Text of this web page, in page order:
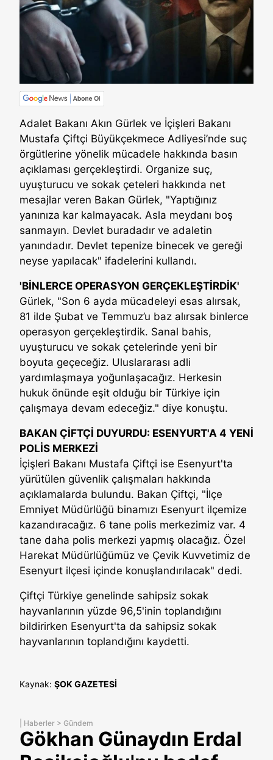
Adalet Bakanı Akın Gürlek ve İçişleri Bakanı
Mustafa Çiftçi Büyükçekmece Adliyesi’nde suç
örgütlerine yönelik mücadele hakkında basın
açıklaması gerçekleştirdi. Organize suç,
uyuşturucu ve sokak çeteleri hakkında net
mesajlar veren Bakan Gürlek, "Yaptığınız
yanınıza kar kalmayacak. Asla meydanı boş
sanmayın. Devlet buradadır ve adaletin
yanındadır. Devlet tepenize binecek ve gereği
neyse yapılacak" ifadelerini kullandı.
'BİNLERCE OPERASYON GERÇEKLEŞTİRDİK'
Gürlek, "Son 6 ayda mücadeleyi esas alırsak,
81 ilde Şubat ve Temmuz’u baz alırsak binlerce
operasyon gerçekleştirdik. Sanal bahis,
uyuşturucu ve sokak çetelerinde yeni bir
boyuta geçeceğiz. Uluslararası adli
yardımlaşmaya yoğunlaşacağız. Herkesin
hukuk önünde eşit olduğu bir Türkiye için
çalışmaya devam edeceğiz." diye konuştu.
BAKAN ÇİFTÇİ DUYURDU: ESENYURT'A 4 YENİ
POLİS MERKEZİ
İçişleri Bakanı Mustafa Çiftçi ise Esenyurt'ta
yürütülen güvenlik çalışmaları hakkında
açıklamalarda bulundu. Bakan Çiftçi, "İlçe
Emniyet Müdürlüğü binamızı Esenyurt ilçemize
kazandıracağız. 6 tane polis merkezimiz var. 4
tane daha polis merkezi yapmış olacağız. Özel
Harekat Müdürlüğümüz ve Çevik Kuvvetimiz de
Esenyurt ilçesi içinde konuşlandırılacak" dedi.
Çiftçi Türkiye genelinde sahipsiz sokak
hayvanlarının yüzde 96,5'inin toplandığını
bildirirken Esenyurt'ta da sahipsiz sokak
hayvanlarının toplandığını kaydetti.
Kaynak: ŞOK GAZETESİ
Haberler > Gündem
Gökhan Günaydın Erdal